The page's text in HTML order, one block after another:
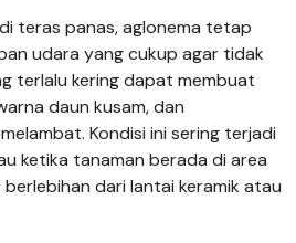
teras panas, aglonema tetap
udara yang cukup agar tidak
terlalu kering dapat membuat
daun kusam, dan
Kondisi ini sering terjadi
ketika tanaman berada di area
dari lantai keramik atau